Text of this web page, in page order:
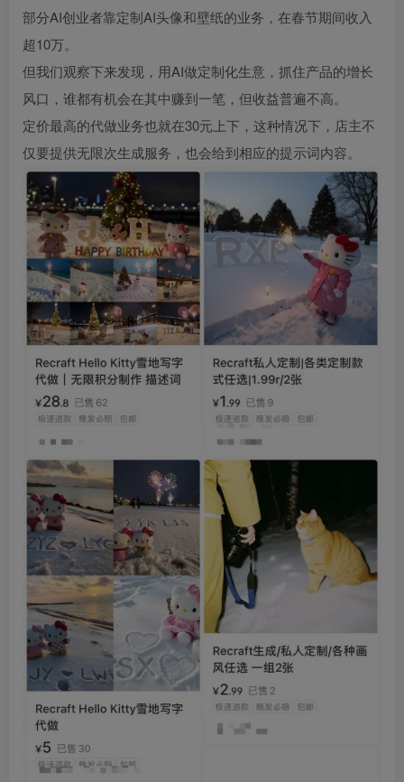
部分AI创业者靠定制AI头像和壁纸的业务，在春节期间收入
超10万。
但我们观察下来发现，用AI做定制化生意，抓住产品的增长
风口，谁都有机会在其中赚到一笔，但收益普遍不高。
定价最高的代做业务也就在30元上下，这种情况下，店主不
仅要提供无限次生成服务，也会给到相应的提示词内容。